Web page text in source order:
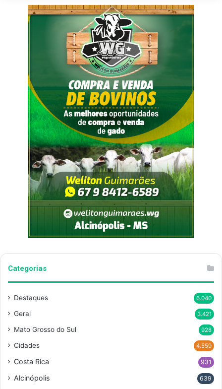
Categorias
Destaques 6.040
Geral 3.421
Mato Grosso do Sul 928
Cidades 4.559
Costa Rica 931
Alcinópolis 639